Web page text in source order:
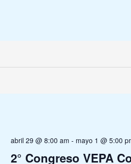
2° Congreso VEPA
abril 29 @ 8:00 am - mayo 1 @ 5:00